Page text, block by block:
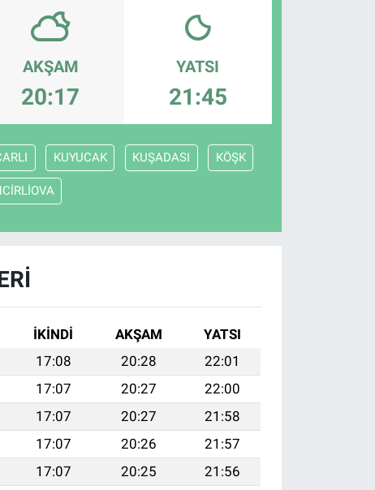
AKŞAM
20:17
YATSI
21:45
KUYUCAK KUŞADASI KÖŞK
İKINDI AKŞAM
YATSI
17:08 20:28
22:01
17:07 20:27
22:00
17:07 20:27
21:58
17:07 20:26
21:57
17:07 20:25
21:56